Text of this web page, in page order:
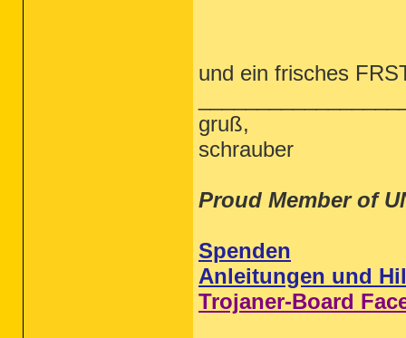
und ein frisches
gruß,
schrauber
Proud Member of
Spenden
Anleitungen und
Trojaner-Board